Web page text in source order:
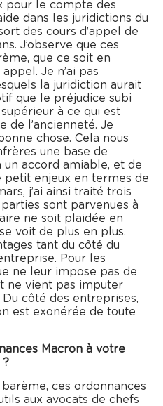
pour le compte des
dans les juridictions du
des cours d’appel de
J’observe que ces
que ce soit en
Je n’ai pas
la juridiction aurait
que le préjudice subi
à ce qui est
de l’ancienneté. Je
chose. Cela nous
une base de
un accord amiable, et de
petit enjeux en termes de
j’ai ainsi traité trois
sont parvenues à
ne soit plaidée en
voit de plus en plus.
tant du côté du
Pour les
ne leur impose pas de
ne vient pas imputer
Du côté des entreprises,
est exonérée de toute
Macron à votre
?
ces ordonnances
aux avocats de chefs